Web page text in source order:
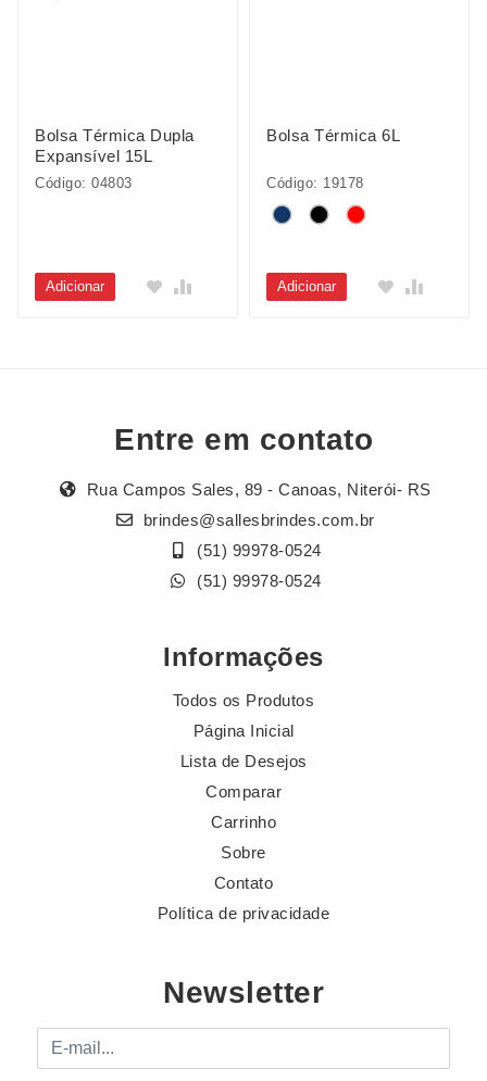
Bolsa Térmica Dupla
Expansível 15L
Código: 04803
Adicionar
Bolsa Térmica 6L
Código: 19178
Adicionar
Entre em contato
Rua Campos Sales, 89 - Canoas, Niterói- RS
brindes@sallesbrindes.com.br
(51) 99978-0524
(51) 99978-0524
Informações
Todos os Produtos
Página Inicial
Lista de Desejos
Comparar
Carrinho
Sobre
Contato
Política de privacidade
Newsletter
E-mail